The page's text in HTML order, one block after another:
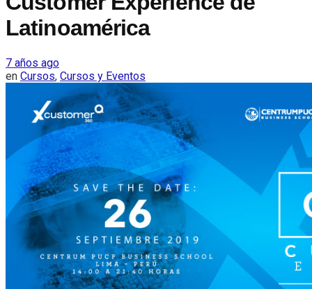
Latinoamérica
7 años ago
en Cursos, Cursos y Eventos